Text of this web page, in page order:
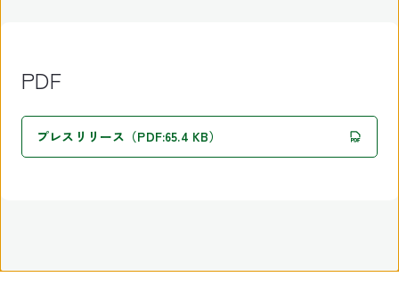
PDF
プレスリリース（PDF:65.4 KB）